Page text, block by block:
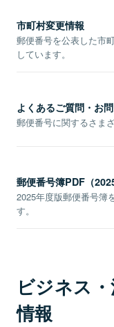
市町村変更情報
郵便番号を公表した市
しています。
よくあるご質問・お
郵便番号に関するさま
郵便番号簿PDF（
2025年度版郵便番号簿
す。
ビジネス
情報